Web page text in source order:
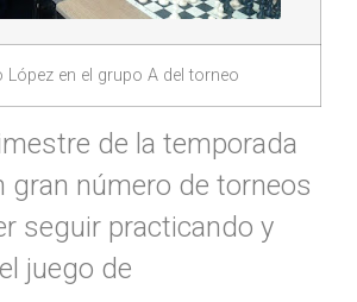
López en el grupo A del torneo
de la temporada
gran número de torneos
seguir practicando y
juego de